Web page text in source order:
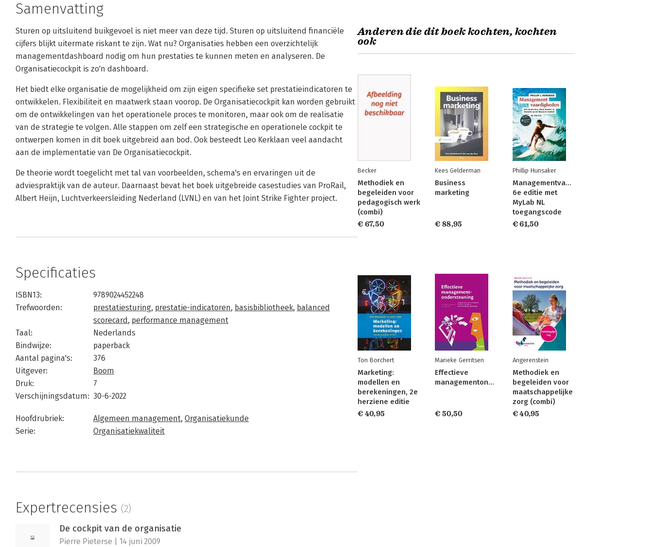
Samenvatting
Sturen op uitsluitend buikgevoel is niet meer van deze tijd. Sturen op uitsluitend financiële
cijfers blijkt uitermate riskant te zijn. Wat nu? Organisaties hebben een overzichtelijk
managementdashboard nodig om hun prestaties te kunnen meten en analyseren. De
Organisatiecockpit is zo'n dashboard.
Het biedt elke organisatie de mogelijkheid om zijn eigen specifieke set prestatieindicatoren te
ontwikkelen. Flexibiliteit en maatwerk staan voorop. De Organisatiecockpit kan worden gebruikt
om de ontwikkelingen van het operationele proces te monitoren, maar ook om de realisatie
van de strategie te volgen. Alle stappen om zelf een strategische en operationele cockpit te
ontwerpen komen in dit boek uitgebreid aan bod. Ook besteedt Leo Kerklaan veel aandacht
aan de implementatie van De Organisatiecockpit.
De theorie wordt toegelicht met tal van voorbeelden, schema's en ervaringen uit de
adviespraktijk van de auteur. Daarnaast bevat het boek uitgebreide casestudies van ProRail,
Albert Heijn, Luchtverkeersleiding Nederland (LVNL) en van het Joint Strike Fighter project.
Specificaties
ISBN13:
9789024452248
Trefwoorden:
prestatiesturing, prestatie-indicatoren, basisbibliotheek, balanced
scorecard, performance management
Taal:
Nederlands
Bindwijze:
paperback
Aantal pagina's:
376
Uitgever:
Boom
Druk:
7
Verschijningsdatum: 30-6-2022
Hoofdrubriek: Algemeen management, Organisatiekunde
Serie:
Organisatiekwaliteit
Expertrecensies (2)
De cockpit van de organisatie
Pierre Pieterse | 14 juni 2009
Anderen die dit boek kochten, kochten
ook
Becker
Methodiek en
begeleiden voor
pedagogisch werk
(combi)
€ 67,50
Kees Gelderman
Business
marketing
€ 88,95
Phillip Hunsaker
Managementvaardigheden,
6e editie met
MyLab NL
toegangscode
€ 61,50
Ton Borchert
Marketing:
modellen en
berekeningen, 2e
herziene editie
€ 40,95
Marieke Gerritsen
Effectieve
managementondersteuning
€ 50,50
Angerenstein
Methodiek en
begeleiden voor
maatschappelijke
zorg (combi)
€ 40,95